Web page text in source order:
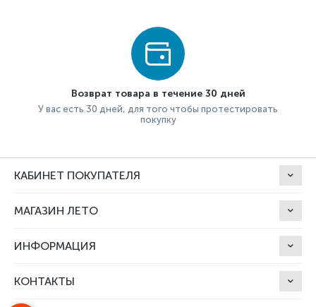
Возврат товара в течение 30 дней
У вас есть 30 дней, для того чтобы протестировать
покупку
КАБИНЕТ ПОКУПАТЕЛЯ
МАГАЗИН ЛЕТО
ИНФОРМАЦИЯ
КОНТАКТЫ